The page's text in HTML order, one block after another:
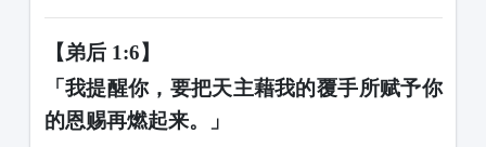
【弟后 1:6】
「我提醒你，要把天主藉我的覆手所赋予你
的恩赐再燃起来。」